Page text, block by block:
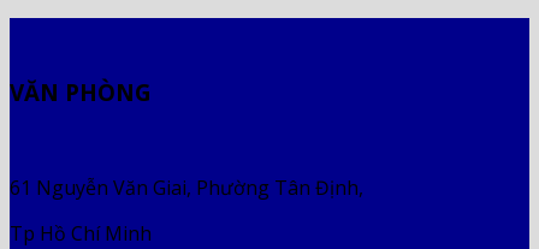
VĂN PHÒNG
61 Nguyễn Văn Giai, Phường Tân Định,
Tp Hồ Chí Minh